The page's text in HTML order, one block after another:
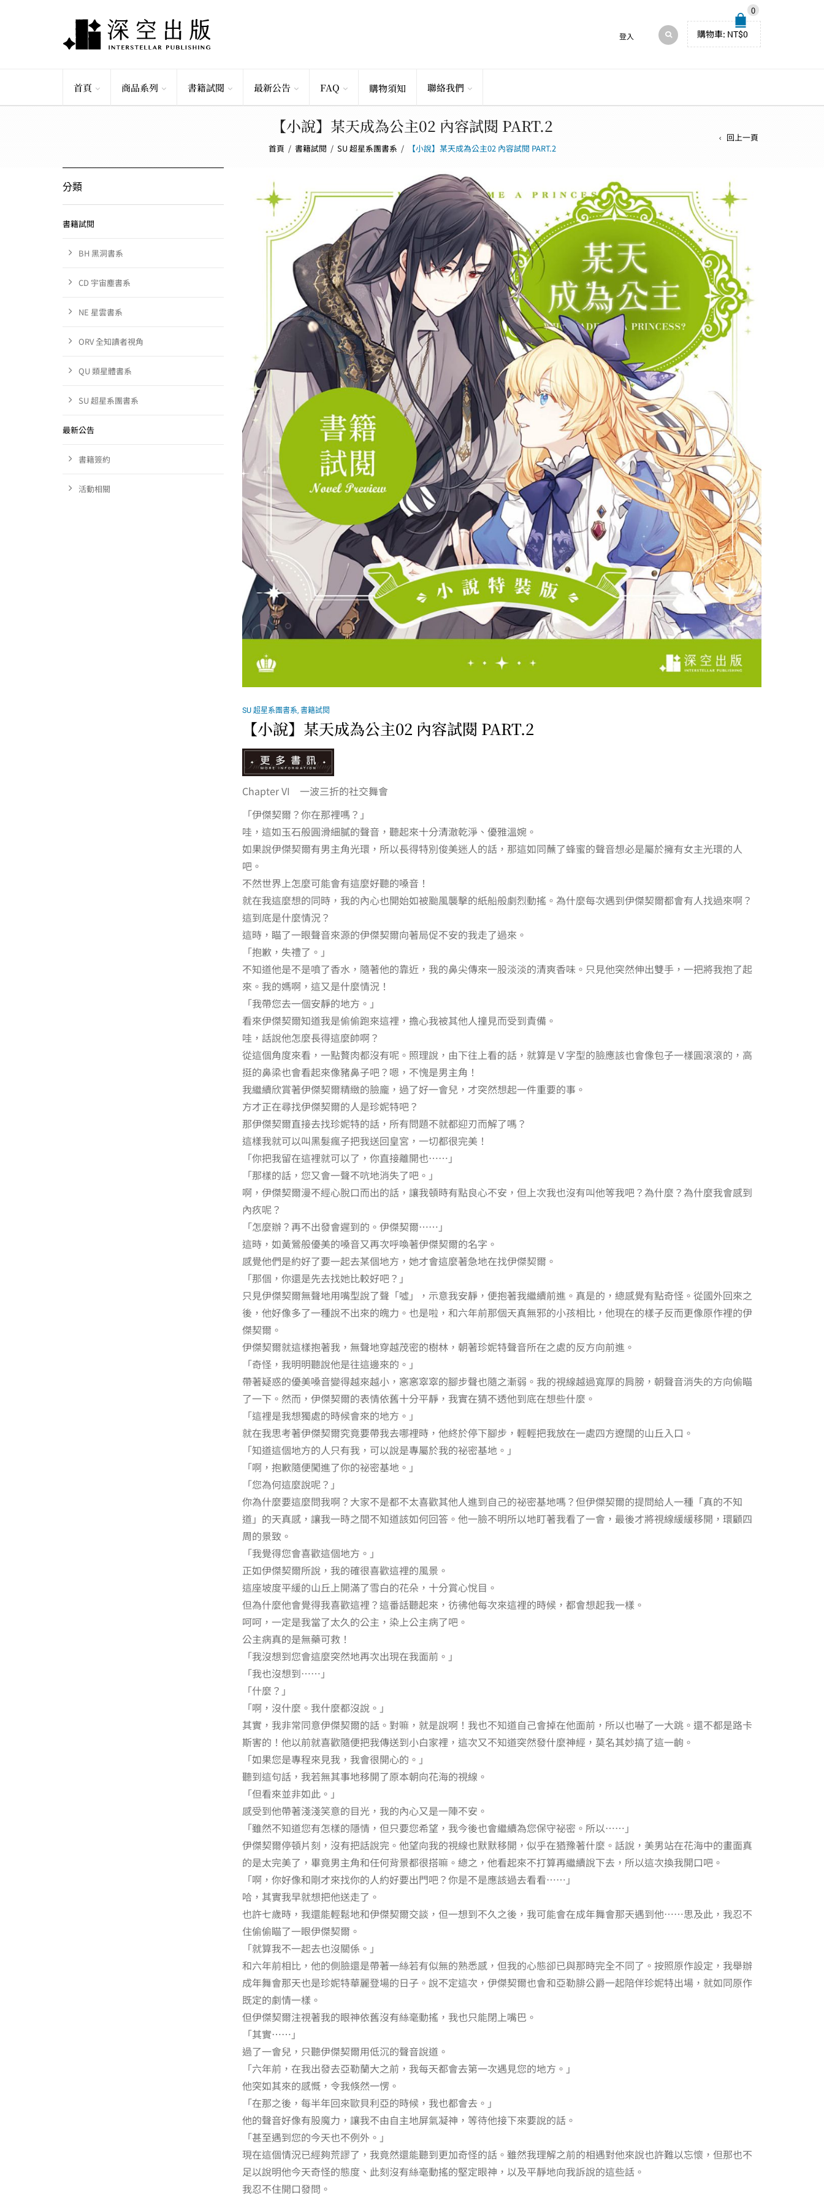
0
購物車: NT$0
登入
首頁 商品系列 書籍試閱 最新公告 FAQ 購物須知 聯絡我們
【小說】某天成為公主02 內容試閱 PART.2
首頁 / 書籍試閱 / SU 超星系團書系 / 【小說】某天成為公主02 內容試閱 PART.2
回上一頁
SU 超星系團書系,書籍試閱
【小說】某天成為公主02 內容試閱 PART.2
Chapter VI 一波三折的社交舞會
「伊傑契爾？你在那裡嗎？」
哇，這如玉石般圓滑細膩的聲音，聽起來十分清澈乾淨、優雅溫婉。
如果說伊傑契爾有男主角光環，所以長得特別俊美迷人的話，那這如同蘸了蜂蜜的聲音想必是屬於擁有女主光環的人
吧。
不然世界上怎麼可能會有這麼好聽的嗓音！
就在我這麼想的同時，我的內心也開始如被颱風襲擊的紙船般劇烈動搖。為什麼每次遇到伊傑契爾都會有人找過來啊？
這到底是什麼情況？
這時，瞄了一眼聲音來源的伊傑契爾向著局促不安的我走了過來。
「抱歉，失禮了。」
不知道他是不是噴了香水，隨著他的靠近，我的鼻尖傳來一股淡淡的清爽香味。只見他突然伸出雙手，一把將我抱了起
來。我的媽啊，這又是什麼情況！
「我帶您去一個安靜的地方。」
看來伊傑契爾知道我是偷偷跑來這裡，擔心我被其他人撞見而受到責備。
哇，話說他怎麼長得這麼帥啊？
從這個角度來看，一點贅肉都沒有呢。照理說，由下往上看的話，就算是Ｖ字型的臉應該也會像包子一樣圓滾滾的，高
挺的鼻梁也會看起來像豬鼻子吧？嗯，不愧是男主角！
我繼續欣賞著伊傑契爾精緻的臉龐，過了好一會兒，才突然想起一件重要的事。
方才正在尋找伊傑契爾的人是珍妮特吧？
那伊傑契爾直接去找珍妮特的話，所有問題不就都迎刃而解了嗎？
這樣我就可以叫黑髮瘋子把我送回皇宮，一切都很完美！
「你把我留在這裡就可以了，你直接離開也……」
「那樣的話，您又會一聲不吭地消失了吧。」
啊，伊傑契爾漫不經心脫口而出的話，讓我頓時有點良心不安，但上次我也沒有叫他等我吧？為什麼？為什麼我會感到
內疚呢？
「怎麼辦？再不出發會遲到的。伊傑契爾……」
這時，如黃鶯般優美的嗓音又再次呼喚著伊傑契爾的名字。
感覺他們是約好了要一起去某個地方，她才會這麼著急地在找伊傑契爾。
「那個，你還是先去找她比較好吧？」
只見伊傑契爾無聲地用嘴型說了聲「噓」，示意我安靜，便抱著我繼續前進。真是的，總感覺有點奇怪。從國外回來之
後，他好像多了一種說不出來的魄力。也是啦，和六年前那個天真無邪的小孩相比，他現在的樣子反而更像原作裡的伊
傑契爾。
伊傑契爾就這樣抱著我，無聲地穿越茂密的樹林，朝著珍妮特聲音所在之處的反方向前進。
「奇怪，我明明聽說他是往這邊來的。」
帶著疑惑的優美嗓音變得越來越小，窸窸窣窣的腳步聲也隨之漸弱。我的視線越過寬厚的肩膀，朝聲音消失的方向偷瞄
了一下。然而，伊傑契爾的表情依舊十分平靜，我實在猜不透他到底在想些什麼。
「這裡是我想獨處的時候會來的地方。」
就在我思考著伊傑契爾究竟要帶我去哪裡時，他終於停下腳步，輕輕把我放在一處四方遼闊的山丘入口。
「知道這個地方的人只有我，可以說是專屬於我的祕密基地。」
「啊，抱歉隨便闖進了你的祕密基地。」
「您為何這麼說呢？」
你為什麼要這麼問我啊？大家不是都不太喜歡其他人進到自己的祕密基地嗎？但伊傑契爾的提問給人一種「真的不知
道」的天真感，讓我一時之間不知道該如何回答。他一臉不明所以地盯著我看了一會，最後才將視線緩緩移開，環顧四
周的景致。
「我覺得您會喜歡這個地方。」
正如伊傑契爾所說，我的確很喜歡這裡的風景。
這座坡度平緩的山丘上開滿了雪白的花朵，十分賞心悅目。
但為什麼他會覺得我喜歡這裡？這番話聽起來，彷彿他每次來這裡的時候，都會想起我一樣。
呵呵，一定是我當了太久的公主，染上公主病了吧。
公主病真的是無藥可救！
「我沒想到您會這麼突然地再次出現在我面前。」
「我也沒想到……」
「什麼？」
「啊，沒什麼。我什麼都沒說。」
其實，我非常同意伊傑契爾的話。對嘛，就是說啊！我也不知道自己會掉在他面前，所以也嚇了一大跳。還不都是路卡
斯害的！他以前就喜歡隨便把我傳送到小白家裡，這次又不知道突然發什麼神經，莫名其妙搞了這一齣。
「如果您是專程來見我，我會很開心的。」
聽到這句話，我若無其事地移開了原本朝向花海的視線。
「但看來並非如此。」
感受到他帶著淺淺笑意的目光，我的內心又是一陣不安。
「雖然不知道您有怎樣的隱情，但只要您希望，我今後也會繼續為您保守祕密。所以……」
伊傑契爾停頓片刻，沒有把話說完。他望向我的視線也默默移開，似乎在猶豫著什麼。話說，美男站在花海中的畫面真
的是太完美了，畢竟男主角和任何背景都很搭嘛。總之，他看起來不打算再繼續說下去，所以這次換我開口吧。
「啊，你好像和剛才來找你的人約好要出門吧？你是不是應該過去看看……」
哈，其實我早就想把他送走了。
也許七歲時，我還能輕鬆地和伊傑契爾交談，但一想到不久之後，我可能會在成年舞會那天遇到他……思及此，我忍不
住偷偷瞄了一眼伊傑契爾。
「就算我不一起去也沒關係。」
和六年前相比，他的側臉還是帶著一絲若有似無的熟悉感，但我的心態卻已與那時完全不同了。按照原作設定，我舉辦
成年舞會那天也是珍妮特華麗登場的日子。說不定這次，伊傑契爾也會和亞勒腓公爵一起陪伴珍妮特出場，就如同原作
既定的劇情一樣。
但伊傑契爾注視著我的眼神依舊沒有絲毫動搖，我也只能閉上嘴巴。
「其實……」
過了一會兒，只聽伊傑契爾用低沉的聲音說道。
「六年前，在我出發去亞勒蘭大之前，我每天都會去第一次遇見您的地方。」
他突如其來的感慨，令我倏然一愣。
「在那之後，每半年回來歐貝利亞的時候，我也都會去。」
他的聲音好像有股魔力，讓我不由自主地屏氣凝神，等待他接下來要說的話。
「甚至遇到您的今天也不例外。」
現在這個情況已經夠荒謬了，我竟然還能聽到更加奇怪的話。雖然我理解之前的相遇對他來說也許難以忘懷，但那也不
足以說明他今天奇怪的態度、此刻沒有絲毫動搖的堅定眼神，以及平靜地向我訴說的這些話。
我忍不住開口發問。
分類
書籍試閱
BH 黑洞書系
CD 宇宙塵書系
NE 星雲書系
ORV 全知讀者視角
QU 類星體書系
SU 超星系團書系
最新公告
書籍簽約
活動相關